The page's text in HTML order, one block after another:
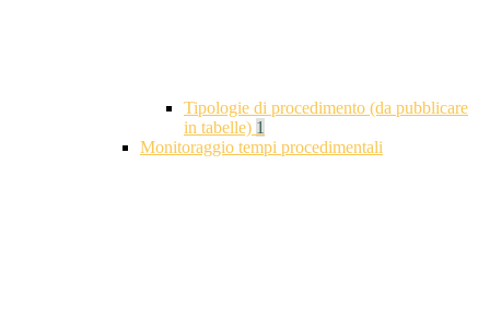
Tipologie di procedimento (da pubblicare
in tabelle) 1
Monitoraggio tempi procedimentali